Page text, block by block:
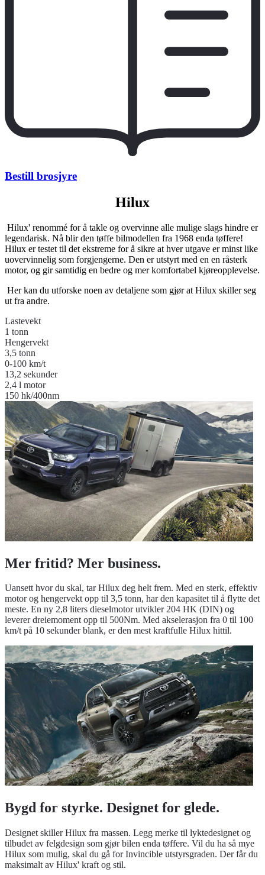
Bestill brosjyre
Hilux
Hilux' renommé for å takle og overvinne alle mulige slags hindre er
legendarisk. Nå blir den tøffe bilmodellen fra 1968 enda tøffere!
Hilux er testet til det ekstreme for å sikre at hver utgave er minst like
uovervinnelig som forgjengerne. Den er utstyrt med en en råsterk
motor, og gir samtidig en bedre og mer komfortabel kjøreopplevelse.
Her kan du utforske noen av detaljene som gjør at Hilux skiller seg
ut fra andre.
Lastevekt
1 tonn
Hengervekt
3,5 tonn
0-100 km/t
13,2 sekunder
2,4 l motor
150 hk/400nm
Mer fritid? Mer business.
Uansett hvor du skal, tar Hilux deg helt frem. Med en sterk, effektiv
motor og hengervekt opp til 3,5 tonn, har den kapasitet til å flytte det
meste. En ny 2,8 liters dieselmotor utvikler 204 HK (DIN) og
leverer dreiemoment opp til 500Nm. Med akselerasjon fra 0 til 100
km/t på 10 sekunder blank, er den mest kraftfulle Hilux hittil.
Bygd for styrke. Designet for glede.
Designet skiller Hilux fra massen. Legg merke til lyktedesignet og
tilbudet av felgdesign som gjør bilen enda tøffere. Vil du ha så mye
Hilux som mulig, skal du gå for Invincible utstyrsgraden. Der får du
maksimalt av Hilux' kraft og stil.